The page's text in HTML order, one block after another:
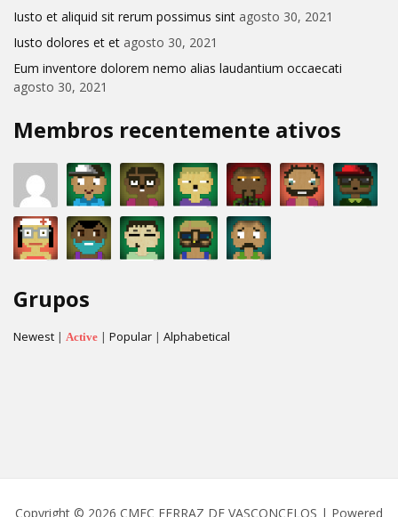
Iusto et aliquid sit rerum possimus sint agosto 30, 2021
Iusto dolores et et agosto 30, 2021
Eum inventore dolorem nemo alias laudantium occaecati
agosto 30, 2021
Membros recentemente ativos
Grupos
Newest | Active | Popular | Alphabetical
Copyright © 2026 CMEC FERRAZ DE VASCONCELOS | Powered